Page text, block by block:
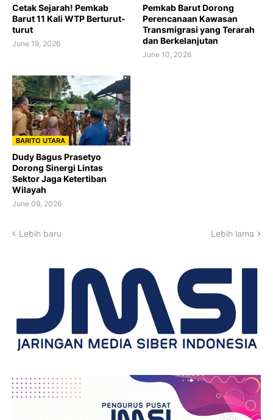
Cetak Sejarah! Pemkab
Barut 11 Kali WTP Berturut-
turut
June 19, 2026
Pemkab Barut Dorong
Perencanaan Kawasan
Transmigrasi yang Terarah
dan Berkelanjutan
June 10, 2026
BARITO UTARA
Dudy Bagus Prasetyo
Dorong Sinergi Lintas
Sektor Jaga Ketertiban
Wilayah
June 09, 2026
Lebih baru Lebih lama